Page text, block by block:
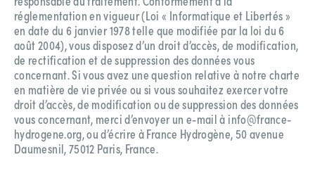
réglementation en vigueur (Loi « Informatique et Libertés »
en date du 6 janvier 1978 telle que modifiée par la loi du 6
août 2004), vous disposez d’un droit d’accès, de modification,
de rectification et de suppression des données vous
concernant. Si vous avez une question relative à notre charte
en matière de vie privée ou si vous souhaitez exercer votre
droit d’accès, de modification ou de suppression des données
vous concernant, merci d’envoyer un e-mail à info@france-
hydrogene.org, ou d’écrire à France Hydrogène, 50 avenue
Daumesnil, 75012 Paris, France.